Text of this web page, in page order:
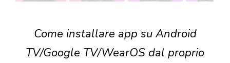
Come installare app su Android
TV/Google TV/WearOS dal proprio